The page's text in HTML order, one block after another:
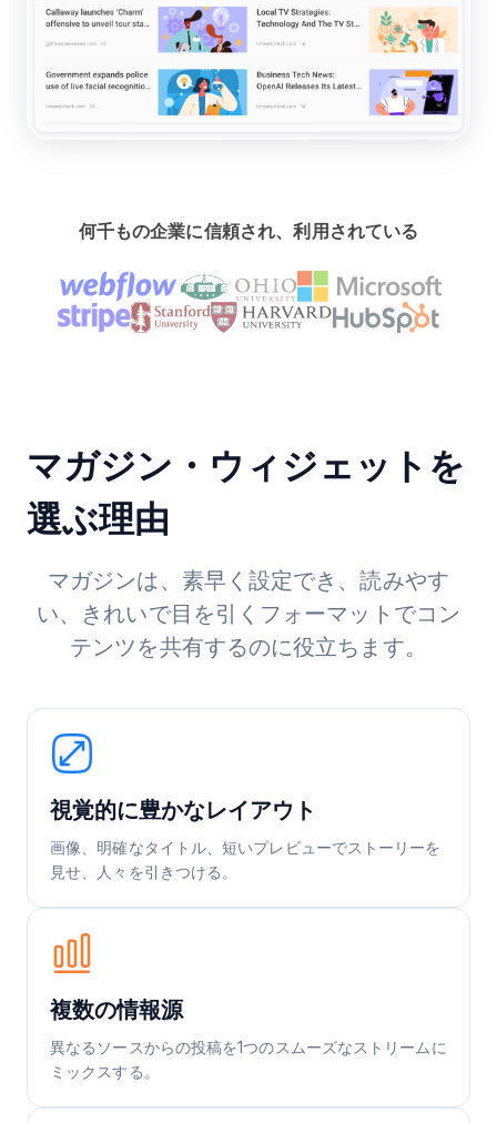
何千もの企業に信頼され、利用されている
マガジン・ウィジェットを
選ぶ理由
マガジンは、素早く設定でき、読みやす
い、きれいで目を引くフォーマットでコン
テンツを共有するのに役立ちます。
視覚的に豊かなレイアウト
画像、明確なタイトル、短いプレビューでストーリーを
見せ、人々を引きつける。
複数の情報源
異なるソースからの投稿を1つのスムーズなストリームに
ミックスする。